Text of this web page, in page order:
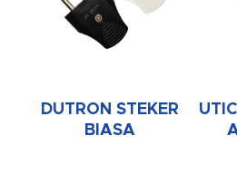
DUTRON STEKER
BIASA